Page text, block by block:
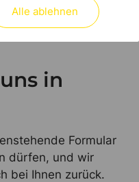
in
Formular
dürfen, und wir
bei Ihnen zurück.
Alle ablehnen